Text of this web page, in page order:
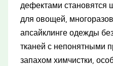
дефектами
для овощей,
апсайклинге одежды
тканей с непонятными
запахом химчистки,